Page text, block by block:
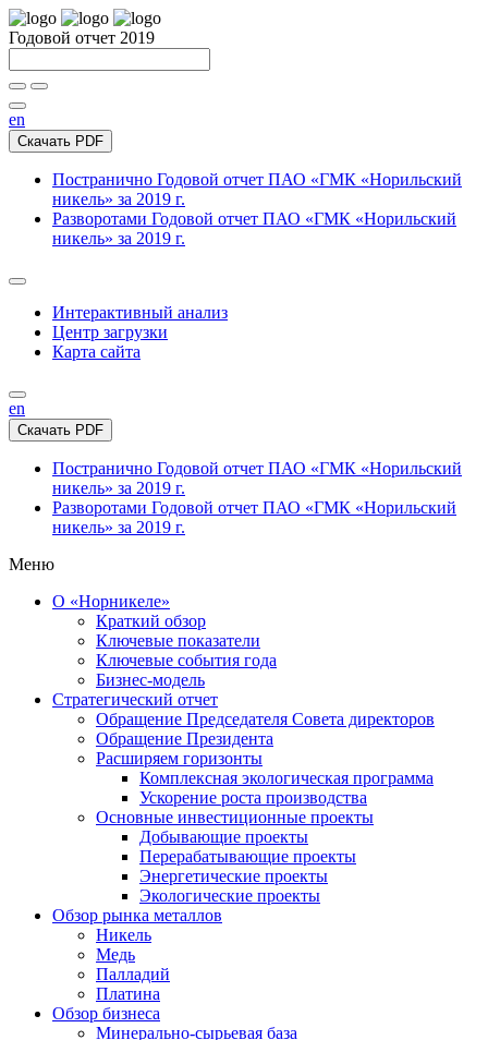
Годовой отчет 2019
en
Скачать PDF
Постранично Годовой отчет ПАО «ГМК «Норильский
никель» за 2019 г.
Разворотами Годовой отчет ПАО «ГМК «Норильский
никель» за 2019 г.
Интерактивный анализ
Центр загрузки
Карта сайта
en
Скачать PDF
Постранично Годовой отчет ПАО «ГМК «Норильский
никель» за 2019 г.
Разворотами Годовой отчет ПАО «ГМК «Норильский
никель» за 2019 г.
Меню
О «Норникеле»
Краткий обзор
Ключевые показатели
Ключевые события года
Бизнес-модель
Стратегический отчет
Обращение Председателя Совета директоров
Обращение Президента
Расширяем горизонты
Комплексная экологическая программа
Ускорение роста производства
Основные инвестиционные проекты
Добывающие проекты
Перерабатывающие проекты
Энергетические проекты
Экологические проекты
Обзор рынка металлов
Никель
Медь
Палладий
Платина
Обзор бизнеса
Минерально-сырьевая база